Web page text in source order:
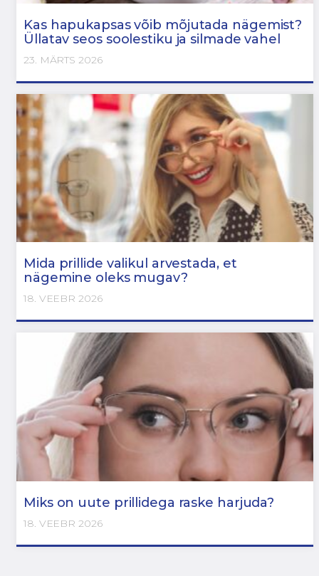
Kas hapukapsas võib mõjutada nägemist?
Üllatav seos soolestiku ja silmade vahel
23. MÄRTS 2026
Mida prillide valikul arvestada, et
nägemine oleks mugav?
18. VEEBR 2026
Miks on uute prillidega raske harjuda?
18. VEEBR 2026